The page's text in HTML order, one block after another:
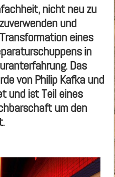
nicht neu zu
und
eines
in
Das
von Philip Kafka und
und ist Teil eines
um den